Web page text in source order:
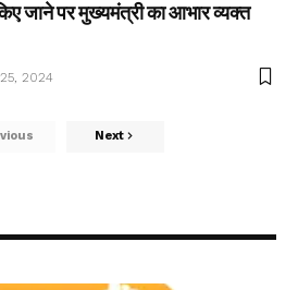
जाने पर मुख्यमंत्री का आभार व्यक्त
2024
Next